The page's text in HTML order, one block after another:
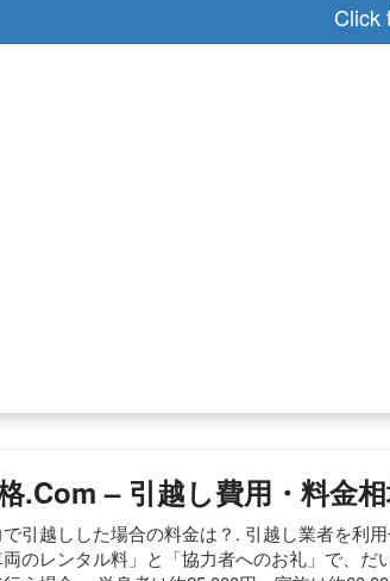
Click
.com – 引越し費用・料金
で引越しした場合の料金は？. 引越し業者を利
両のレンタル料」と「協力者へのお礼」で、